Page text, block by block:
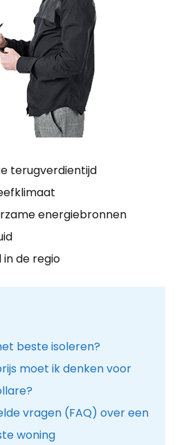
terugverdientijd
energiebronnen
in de regio
beste isoleren?
moet ik denken voor
vragen (FAQ) over een
woning